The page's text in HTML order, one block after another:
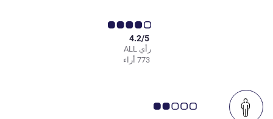
رأي ALL
4.2/5
773 أراء
ملاحظة أراء العملاء 2.0/5